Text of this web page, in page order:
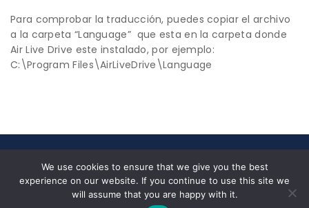
Para comprobar la traducción, puedes copiar el archivo
a la carpeta “Language” que esta en la carpeta donde
Air Live Drive este instalado, por ejemplo:
C:\Program Files\AirLiveDrive\Language
© 2026 All Rights Reserved|Privacy Policy |End User
License Agreement
Nosotros✉ contact@airlivedrive.com |
We use cookies to ensure that we give you the best
experience on our website. If you continue to use this site we
will assume that you are happy with it.